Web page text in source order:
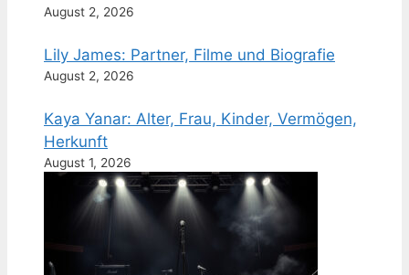
August 2, 2026
Lily James: Partner, Filme und Biografie
August 2, 2026
Kaya Yanar: Alter, Frau, Kinder, Vermögen,
Herkunft
August 1, 2026